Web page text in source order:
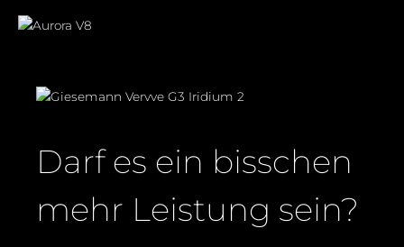
Darf es ein bisschen
mehr Leistung sein?